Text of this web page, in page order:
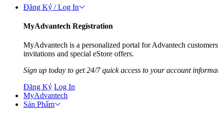
Đăng Ký / Log In
MyAdvantech Registration
MyAdvantech is a personalized portal for Advantech
invitations and special eStore offers.
Sign up today to get 24/7 quick access to your account
Đăng Ký Log In
MyAdvantech
Sản Phẩm